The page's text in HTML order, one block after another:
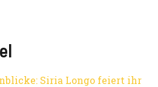
Siria Longo feiert ihr